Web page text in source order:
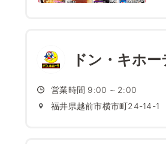
ドン・キホ
営業時間 9:00 ~ 2:00
福井県越前市横市町24-14-1